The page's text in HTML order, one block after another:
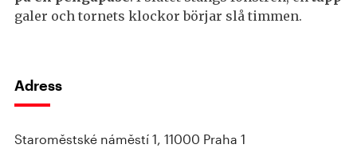
galer och tornets klockor börjar slå timmen.
Adress
Staroměstské náměstí 1, 11000 Praha 1